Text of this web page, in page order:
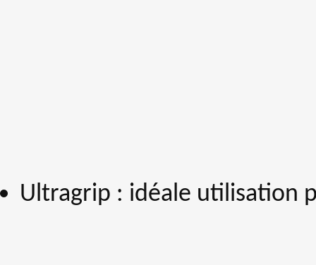
Ultragrip : idéale utilisation